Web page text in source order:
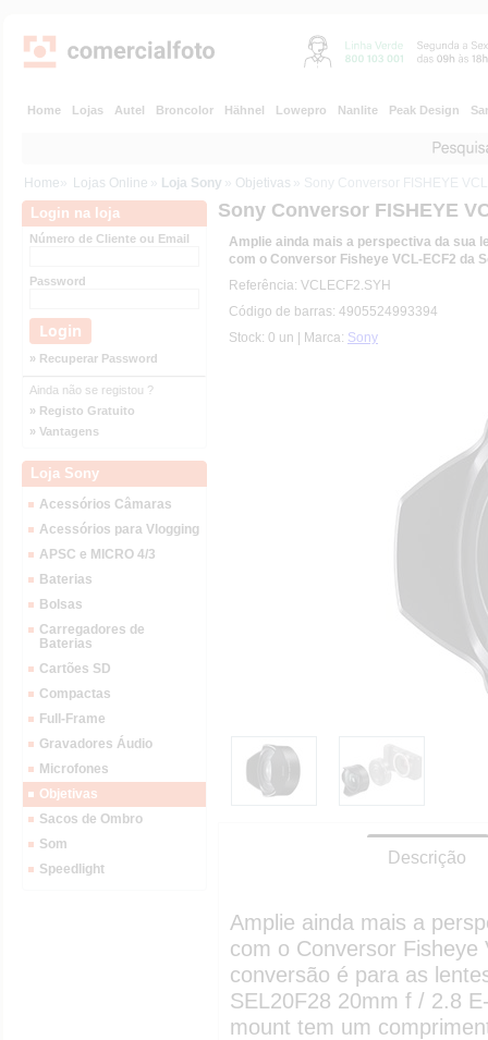
Home Lojas Autel Broncolor Hähnel Lowepro Nanlite Peak Design
Home » Lojas Online » Loja Sony » Objetivas » Sony Conversor FISHEYE
Login na loja
Número de Cliente ou Email
Password
» Recuperar Password
Ainda não se registou ?
» Registo Gratuito
» Vantagens
Loja Sony
Acessórios Câmaras
Acessórios para Vlogging
APSC e MICRO 4/3
Baterias
Bolsas
Carregadores de
Baterias
Cartões SD
Compactas
Full-Frame
Gravadores Áudio
Microfones
Objetivas
Sacos de Ombro
Som
Speedlight
Sony Conversor FISHEYE
Amplie ainda mais a perspectiva da sua
com o Conversor Fisheye VCL-ECF2 da
Referência: VCLECF2.SYH
Código de barras: 4905524993394
Stock: 0 un | Marca: Sony
Descrição
Amplie ainda mais a
com o Conversor
conversão é para as
SEL20F28 20mm f / 2.8
mount tem um